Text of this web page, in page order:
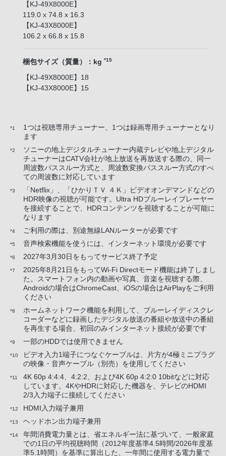
【KJ-49X8000E】
119.0 x 74.8 x 16.3
【KJ-43X8000E】
106.2 x 66.8 x 15.8
梱包サイズ（質量）：kg *15
【KJ-49X8000E】18
【KJ-43X8000E】15
*1
1つは視聴専用チューナー、1つは録画専用チューナーとなり
ます
*2
ソニーの地上デジタルチューナー内蔵テレビや地上デジタル
チューナーはCATV会社が地上放送を再放送する際の、同一
周波数パススルー方式と、周波数変換パススルー方式のすべ
ての周波数に対応しています
*3
「Netflix」、「ひかりＴＶ ４Ｋ」ビデオオンデマンドなどの
HDR映像の視聴が可能です。Ultra HDブルーレイプレーヤー
を接続することで、HDRコンテンツを視聴することが可能に
なります
*4 ご利用の際は、別途無線LANルーターが必要です
*5 音声検索機能を使うには、インターネット環境が必要です
*6 2027年3月30日をもってサービス終了予定
*7
2025年8月21日をもってWi-Fi Directモード機能は終了しまし
た。スマートフォン内の動画や写真、音楽を視聴する際、
Androidの場合はChromeCast、iOSの場合はAirPlayをご利用
ください
*8
ホームネットワーク機能を利用して、ブルーレイディスクレ
コーダーなどに録画したデジタル放送の番組や放送中の番組
を再生する場合、初回のみインターネット接続が必要です
*9 一部のHDDでは使用できません
*10
ビデオ入力1端子につなぐケーブルは、片方が4極ミニプラグ
の映像・音声ケーブル（別売）を使用してください
*11
4K 60p 4:4:4、4:2:2、および4K 60p 4:2:0 10bitなどに対応
しています。4KやHDRに対応した機器を、テレビのHDMI
2/3入力端子に接続してください
*12 HDMI入力端子兼用
*13 ヘッドホン出力端子兼用
*14
年間消費電力量とは、省エネルギー法に基づいて、一般家庭
での1日の平均視聴時間（2012年度基準4.5時間/2026年度基
準5.1時間）を基準に算出した、一年間に使用する電力量で